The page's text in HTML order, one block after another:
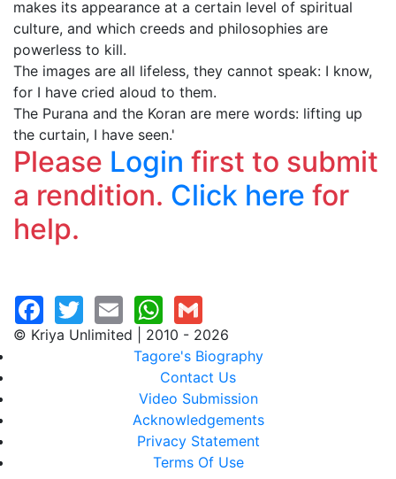
makes its appearance at a certain level of spiritual
culture, and which creeds and philosophies are
powerless to kill.
The images are all lifeless, they cannot speak: I know,
for I have cried aloud to them.
The Purana and the Koran are mere words: lifting up
the curtain, I have seen.'
Please Login first to submit
a rendition. Click here for
help.
© Kriya Unlimited | 2010 - 2026
Tagore's Biography
Contact Us
Video Submission
Acknowledgements
Privacy Statement
Terms Of Use